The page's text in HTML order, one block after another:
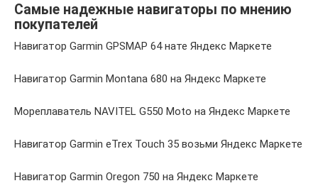
Самые надежные навигаторы по мнению
покупателей
Навигатор Garmin GPSMAP 64 нате Яндекс Маркете
Навигатор Garmin Montana 680 на Яндекс Маркете
Мореплаватель NAVITEL G550 Moto на Яндекс Маркете
Навигатор Garmin eTrex Touch 35 возьми Яндекс Маркете
Навигатор Garmin Oregon 750 на Яндекс Маркете